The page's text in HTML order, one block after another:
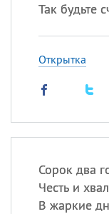
Так будьте
Открытка
Сорок два
Честь и
В жаркие